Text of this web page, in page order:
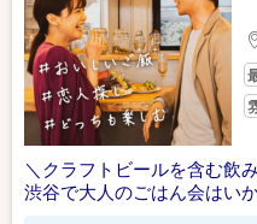
＼クラフトビールを含む飲
渋谷で大人のごはん会はい